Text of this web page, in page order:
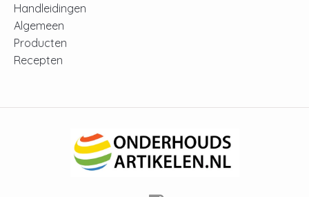
Handleidingen
Algemeen
Producten
Recepten